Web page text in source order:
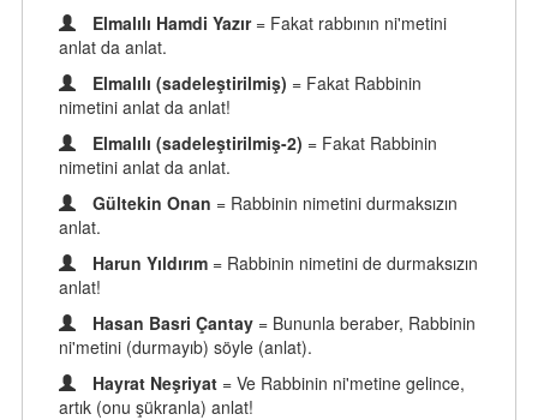
Elmalılı Hamdi Yazır = Fakat rabbının ni'metini
anlat da anlat.
Elmalılı (sadeleştirilmiş) = Fakat Rabbinin
nimetini anlat da anlat!
Elmalılı (sadeleştirilmiş-2) = Fakat Rabbinin
nimetini anlat da anlat.
Gültekin Onan = Rabbinin nimetini durmaksızın
anlat.
Harun Yıldırım = Rabbinin nimetini de durmaksızın
anlat!
Hasan Basri Çantay = Bununla beraber, Rabbinin
ni'metini (durmayıb) söyle (anlat).
Hayrat Neşriyat = Ve Rabbinin ni'metine gelince,
artık (onu şükranla) anlat!